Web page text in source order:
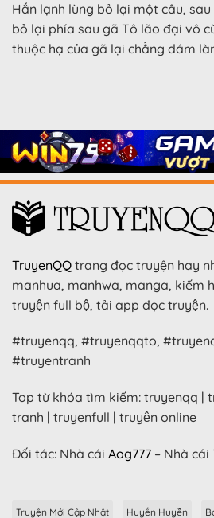
Hắn lạnh lùng bỏ lại một câu,
bỏ lại phía sau gã Tô lão đại vô
thuộc hạ của gã lại chẳng dám
TruyenQQ trang đọc truyện hay
manhua, manhwa, manga, kiếm
truyện full bộ, tải app đọc truyện.
#truyenqq, #truyenqqto,
#truyentranh
Top từ khóa tìm kiếm: truyenqq |
tranh | truyenfull | truyện online
Đối tác: Nhà cái Aog777 – Nhà cái
Truyện Mới Cập Nhật Huyền Huyễn